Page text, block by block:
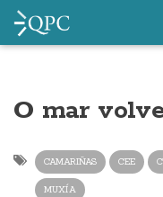
O mar
CAMARIÑAS CEE
MUXÍA